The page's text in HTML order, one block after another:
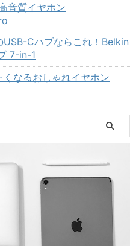
音質イヤホン
USB-Cハブならこれ！Belkin
7-in-1
くなるおしゃれイヤホン